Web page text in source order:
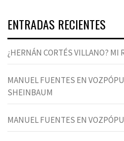
ENTRADAS RECIENTES
¿HERNÁN CORTÉS VILLANO? MI
MANUEL FUENTES EN
SHEINBAUM
MANUEL FUENTES EN